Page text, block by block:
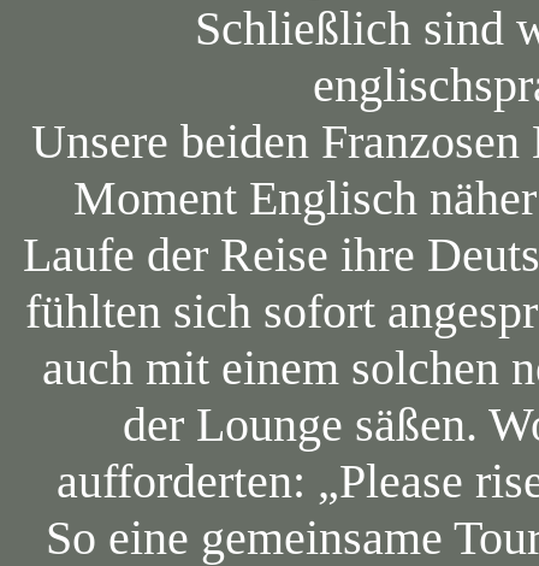
Schließlich sind
Unsere beiden
Moment Englisch
Laufe der Reise ihre
fühlten sich sofort
auch mit einem solchen
der Lounge säßen.
aufforderten: „Please
So eine gemeinsame